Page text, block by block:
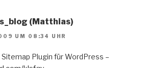
(Matthias)
UM 08:34 UHR
Sitemap Plugin für WordPress –